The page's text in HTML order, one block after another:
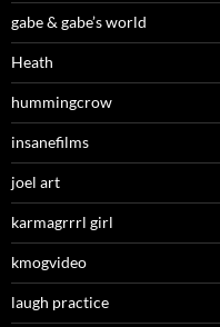
gabe & gabe’s world
Heath
hummingcrow
insanefilms
joel art
karmagrrrl girl
kmogvideo
laugh practice